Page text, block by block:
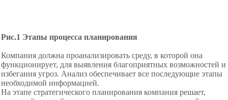
Рис.1 Этапы процесса планирования
Компания должна проанализировать среду, в которой она
функционирует, для выявления благоприятных возможностей и
избегания угроз. Анализ обеспечивает все последующие этапы
необходимой информацией.
На этапе стратегического планирования компания решает,